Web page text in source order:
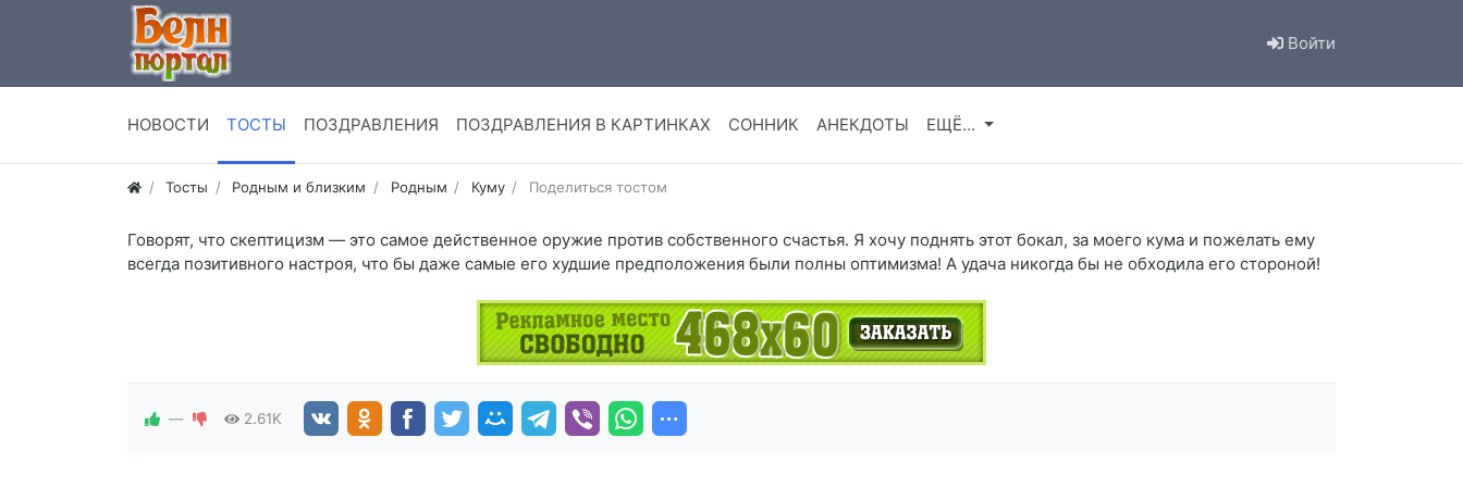
Войти
НОВОСТИ ТОСТЫ ПОЗДРАВЛЕНИЯ ПОЗДРАВЛЕНИЯ В КАРТИНКАХ СОННИК АНЕКДОТЫ ЕЩЁ…
Тосты Родным и близким Родным Куму Поделиться тостом
Говорят, что скептицизм — это самое действенное оружие против собственного счастья. Я хочу поднять этот бокал, за моего кума и пожелать ему
всегда позитивного настроя, что бы даже самые его худшие предположения были полны оптимизма! А удача никогда бы не обходила его стороной!
— 2.61K